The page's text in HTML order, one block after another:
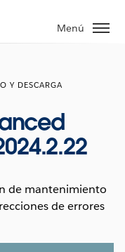
Menú
Y DESCARGA
de mantenimiento
de errores